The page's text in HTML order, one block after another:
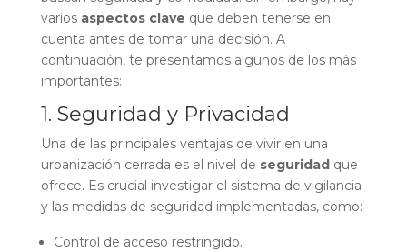
varios aspectos clave que deben tenerse en
cuenta antes de tomar una decisión. A
continuación, te presentamos algunos de los más
importantes:
1. Seguridad y Privacidad
Una de las principales ventajas de vivir en una
urbanización cerrada es el nivel de seguridad que
ofrece. Es crucial investigar el sistema de vigilancia
y las medidas de seguridad implementadas, como:
Control de acceso restringido.